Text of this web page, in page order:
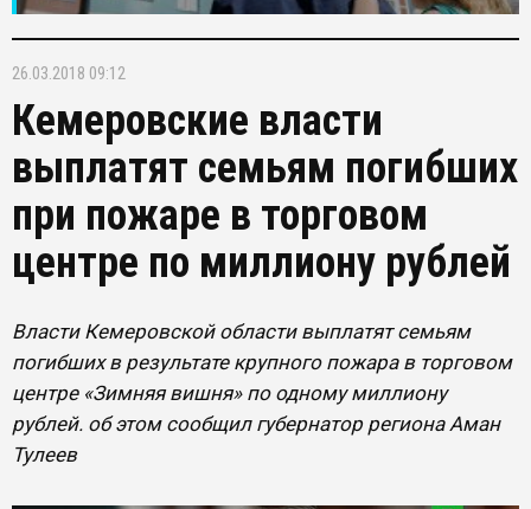
26.03.2018 09:12
Кемеровские власти
выплатят семьям погибших
при пожаре в торговом
центре по миллиону рублей
Власти Кемеровской области выплатят семьям
погибших в результате крупного пожара в торговом
центре «Зимняя вишня» по одному миллиону
рублей. об этом сообщил губернатор региона Аман
Тулеев